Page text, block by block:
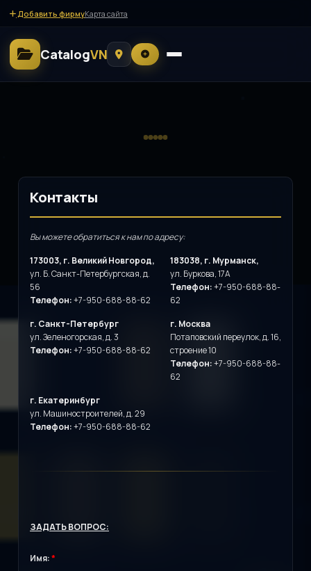
Добавить фирмуКарта сайта
CatalogVN
Контакты
Вы можете обратиться к нам по адресу:
173003, г. Великий Новгород,
ул. Б. Санкт-Петербургская, д.
56
Телефон:+7-950-688-88-62
183038, г. Мурманск,
ул. Буркова, 17А
Телефон:+7-950-688-88-
62
г. Санкт-Петербург
ул. Зеленогорская, д. 3
Телефон:+7-950-688-88-62
г. Москва
Потаповский переулок, д. 16,
строение 10
Телефон:+7-950-688-88-
62
г. Екатеринбург
ул. Машиностроителей, д. 29
Телефон:+7-950-688-88-62
ЗАДАТЬ ВОПРОС:
Имя:*